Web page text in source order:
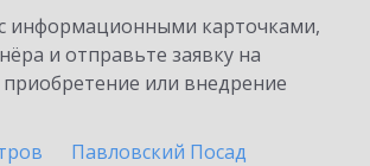
информационными карточками,
и отправьте заявку на
или внедрение
Павловский Посад